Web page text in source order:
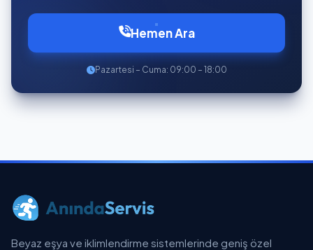
Hemen Ara
Pazartesi – Cuma: 09:00 – 18:00
Beyaz eşya ve iklimlendirme sistemlerinde geniş özel